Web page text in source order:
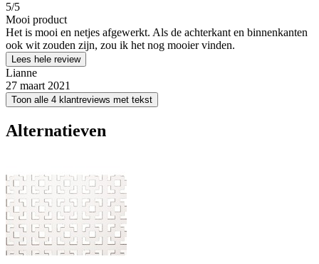
5/5
Mooi product
Het is mooi en netjes afgewerkt. Als de achterkant en binnenkanten
ook wit zouden zijn, zou ik het nog mooier vinden.
Lees hele review
Lianne
27 maart 2021
Toon alle 4 klantreviews met tekst
Alternatieven